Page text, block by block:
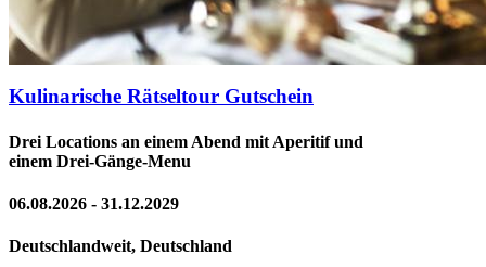
Kulinarische Rätseltour Gutschein
Drei Locations an einem Abend mit Aperitif und
einem Drei-Gänge-Menu
06.08.2026 - 31.12.2029
Deutschlandweit, Deutschland